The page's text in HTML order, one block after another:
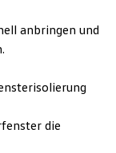
anbringen und
die